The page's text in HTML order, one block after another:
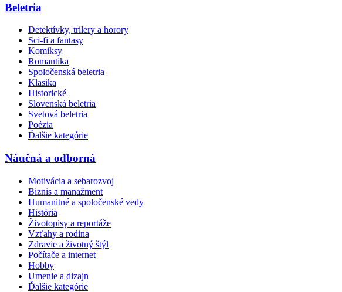
Beletria
Detektívky, trilery a horory
Sci-fi a fantasy
Komiksy
Romantika
Spoločenská beletria
Klasika
Historické
Slovenská beletria
Svetová beletria
Poézia
Ďalšie kategórie
Náučná a odborná
Motivácia a sebarozvoj
Biznis a manažment
Humanitné a spoločenské vedy
História
Životopisy a reportáže
Vzťahy a rodina
Zdravie a životný štýl
Počítače a internet
Hobby
Umenie a dizajn
Ďalšie kategórie